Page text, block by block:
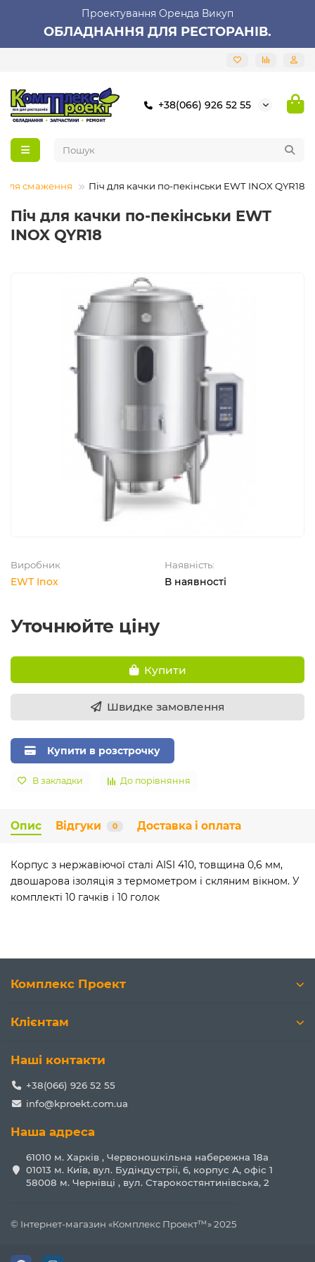
Проектування Оренда Викуп
ОБЛАДНАННЯ ДЛЯ РЕСТОРАНІВ.
+38(066) 926 52 55
смаження Піч для качки по-пекінськи EWT INOX QYR18
Піч для качки по-пекінськи EWT
INOX QYR18
Виробник
EWT Inox
Наявність:
В наявності
Уточнюйте ціну
Купити
Швидке замовлення
Купити в розстрочку
В закладки До порівняння
Опис Відгуки 0 Доставка і оплата
Корпус з нержавіючої сталі AISI 410, товщина 0,6 мм,
двошарова ізоляція з термометром і скляним вікном. У
комплекті 10 гачків і 10 голок
Комплекс Проект
Клієнтам
Наші контакти
+38(066) 926 52 55
info@kproekt.com.ua
Наша адреса
61010 м. Харків , Червоношкільна набережна 18а
01013 м. Київ, вул. Будіндустрії, 6, корпус А, офіс 1
58008 м. Чернівці , вул. Старокостянтинівська, 2
© Інтернет-магазин «Комплекс Проект™» 2025